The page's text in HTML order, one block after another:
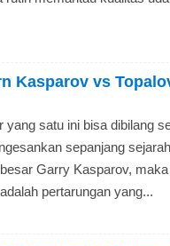
Kasparov vs
yang satu ini bisa dibilang
sepanjang
Garry Kasparov,
pertarungan yang...